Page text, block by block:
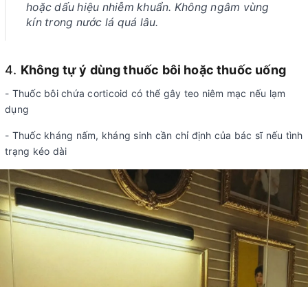
hoặc dấu hiệu nhiễm khuẩn. Không ngâm vùng
kín trong nước lá quá lâu.
4. Không tự ý dùng thuốc bôi hoặc thuốc uống
- Thuốc bôi chứa corticoid có thể gây teo niêm mạc nếu lạm
dụng
- Thuốc kháng nấm, kháng sinh cần chỉ định của bác sĩ nếu tình
trạng kéo dài